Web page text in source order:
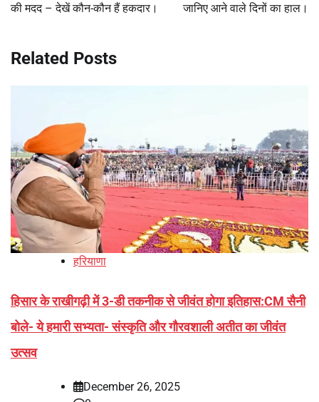
की मदद – देखें कौन-कौन हैं हकदार।
जानिए आने वाले दिनों का हाल।
Related Posts
हरियाणा
हिसार के राखीगढ़ी में 3-डी तकनीक से जीवंत होगा इतिहास:CM सैनी
बोले- ये हमारी सभ्यता- संस्कृति और गौरवशाली अतीत का जीवंत
उत्सव
December 26, 2025